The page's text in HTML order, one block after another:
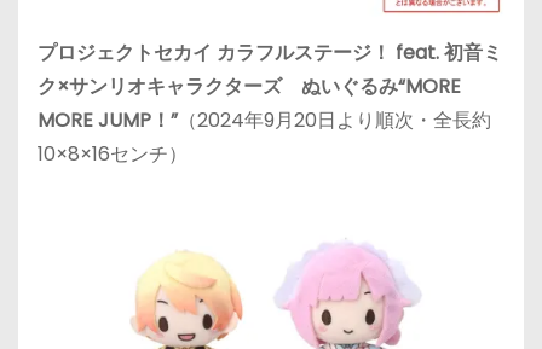
プロジェクトセカイ カラフルステージ！ feat. 初音ミ
ク×サンリオキャラクターズ ぬいぐるみ“MORE
MORE JUMP！”（2024年9月20日より順次・全長約
10×8×16センチ）